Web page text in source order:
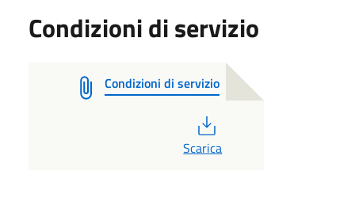
Condizioni di servizio
Condizioni di servizio
Scarica